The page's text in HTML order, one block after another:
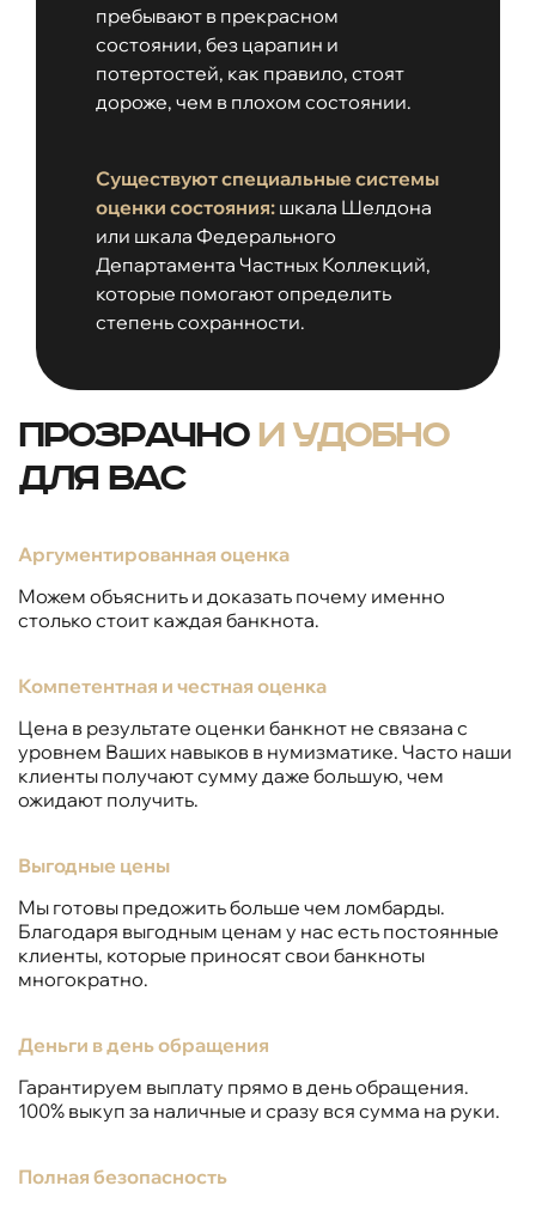
пребывают в прекрасном
состоянии, без царапин и
потертостей, как правило, стоят
дороже, чем в плохом состоянии.
Существуют специальные системы
оценки состояния: шкала Шелдона
или шкала Федерального
Департамента Частных Коллекций,
которые помогают определить
степень сохранности.
Прозрачно и удобно
для вас
Аргументированная оценка
Можем объяснить и доказать почему именно
столько стоит каждая банкнота.
Компетентная и честная оценка
Цена в результате оценки банкнот не связана с
уровнем Ваших навыков в нумизматике. Часто наши
клиенты получают сумму даже большую, чем
ожидают получить.
Выгодные цены
Мы готовы предожить больше чем ломбарды.
Благодаря выгодным ценам у нас есть постоянные
клиенты, которые приносят свои банкноты
многократно.
Деньги в день обращения
Гарантируем выплату прямо в день обращения.
100% выкуп за наличные и сразу вся сумма на руки.
Полная безопасность